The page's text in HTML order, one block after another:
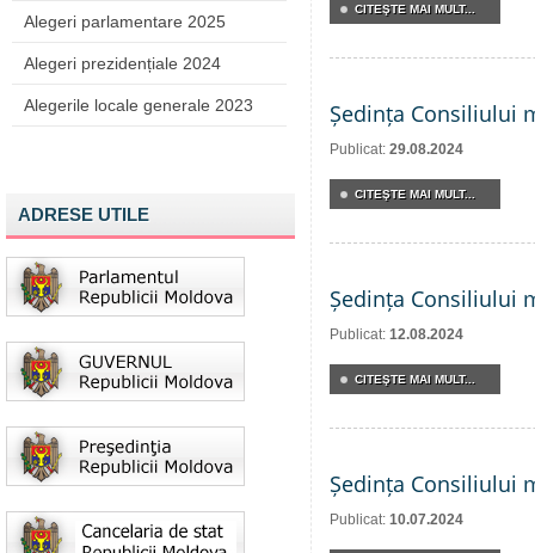
Alegeri parlamentare 2025
Alegeri prezidențiale 2024
Alegerile locale generale 2023
ADRESE UTILE
CITEŞTE MAI MULT...
Ședința Consiliului
Publicat: 29.08.2024
CITEŞTE MAI MULT...
Ședința Consiliului
Publicat: 12.08.2024
CITEŞTE MAI MULT...
Ședința Consiliului
Publicat: 10.07.2024